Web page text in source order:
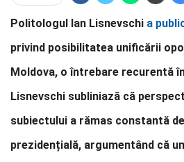
Politologul Ian Lisnevschi a
privind posibilitatea unificării
Moldova, o întrebare recurentă
Lisnevschi subliniază că
subiectului a rămas constantă
prezidențială, argumentând că